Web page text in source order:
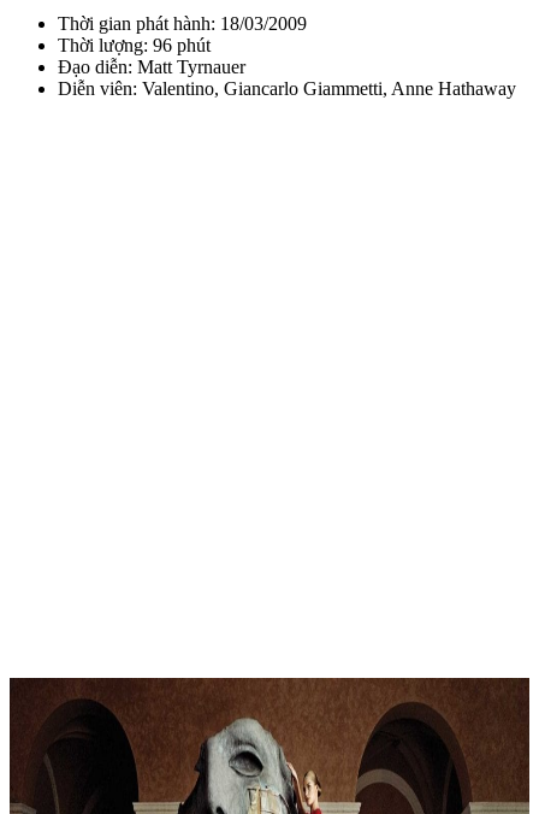
Thời gian phát hành: 18/03/2009
Thời lượng: 96 phút
Đạo diễn: Matt Tyrnauer
Diễn viên: Valentino, Giancarlo Giammetti, Anne Hathaway